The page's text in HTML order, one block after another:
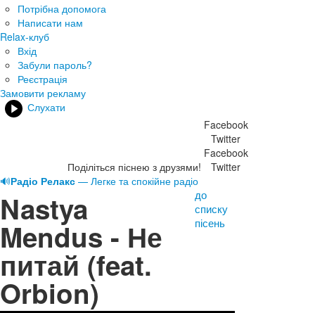
Потрібна допомога
Написати нам
Relax-клуб
Вхід
Забули пароль?
Реєстрація
Замовити рекламу
Слухати
Поділіться піснею з друзями!
Facebook
Twitter
Facebook
Twitter
🔊Радіо Релакс — Легке та спокійне радіо
Nastya
Mendus - Не
питай (feat.
Orbion)
до
списку
пісень